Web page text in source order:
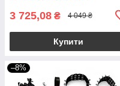
3 725,08 ₴ 4 049 ₴
Купити
–8%